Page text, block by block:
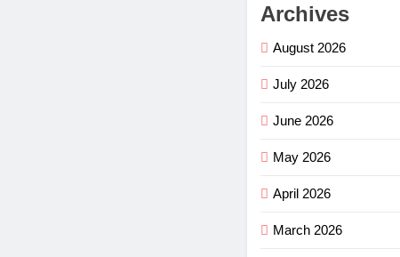
Archives
August 2026
July 2026
June 2026
May 2026
April 2026
March 2026